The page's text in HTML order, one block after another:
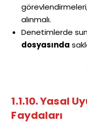
alınmalı.
Denetimlerde
dosyasında
1.1.10. Yasal
Faydaları